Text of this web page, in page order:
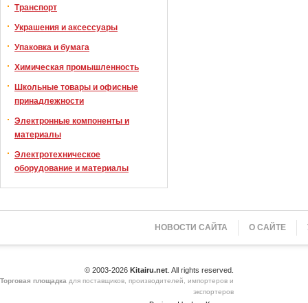
Транспорт
Украшения и аксессуары
Упаковка и бумага
Химическая промышленность
Школьные товары и офисные
принадлежности
Электронные компоненты и
материалы
Электротехническое
оборудование и материалы
НОВОСТИ САЙТА О САЙТЕ
© 2003-2026 Kitairu.net . All rights reserved.
Торговая площадка для поставщиков, производителей, импортеров и
экспортеров